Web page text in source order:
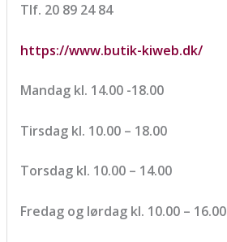
Tlf. 20 89 24 84
https://www.butik-kiweb.dk/
Mandag kl. 14.00 -18.00
Tirsdag kl. 10.00 – 18.00
Torsdag kl. 10.00 – 14.00
Fredag og lørdag kl. 10.00 – 16.00